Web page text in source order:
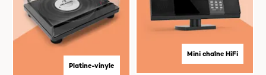
Platine-vinyle
Mini chaîne HiFi